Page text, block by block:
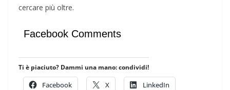
cercare più oltre.
Facebook Comments
Ti è piaciuto? Dammi una mano: condividi!
Facebook X LinkedIn